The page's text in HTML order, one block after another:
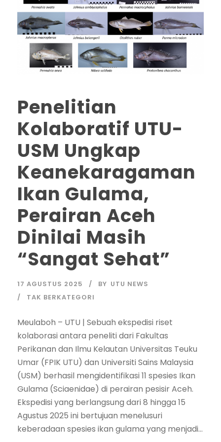
Penelitian
Kolaboratif UTU-
USM Ungkap
Keanekaragaman
Ikan Gulama,
Perairan Aceh
Dinilai Masih
“Sangat Sehat”
17 AGUSTUS 2025 BY UTU NEWS
TAK BERKATEGORI
Meulaboh – UTU | Sebuah ekspedisi riset
kolaborasi antara peneliti dari Fakultas
Perikanan dan Ilmu Kelautan Universitas Teuku
Umar (FPIK UTU) dan Universiti Sains Malaysia
(USM) berhasil mengidentifikasi 11 spesies Ikan
Gulama (Sciaenidae) di perairan pesisir Aceh.
Ekspedisi yang berlangsung dari 8 hingga 15
Agustus 2025 ini bertujuan menelusuri
keberadaan spesies ikan gulama yang menjadi...